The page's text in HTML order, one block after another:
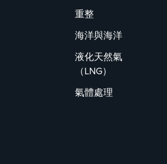
重整
海洋與海洋
液化天然氣
（LNG）
氣體處理